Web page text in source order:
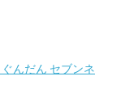
んだん セブンネ